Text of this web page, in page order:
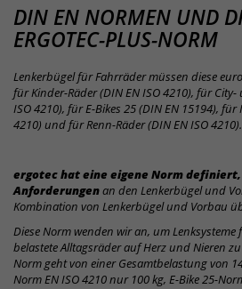
SAFETY
LEVEL
DIN EN NORMEN UND
ERGOTEC-PLUS-NORM
Lenkerbügel für Fahrräder müssen diese
für Kinder-Räder (DIN EN ISO 4210), für City-
ISO 4210), für E-Bikes 25 (DIN EN 15194),
4210) und für Renn-Räder (DIN EN ISO 4210).
ergotec hat eine eigene Norm
Anforderungenan den Lenkerbügel und
Kombination von Lenkerbügel und Vorbau
Diese Norm wenden wir an, um
belastete Alltagsräder auf Herz und Nieren
Norm geht von einer Gesamtbelastung von
Norm EN ISO 4210 nur 100 kg, E-Bike 25-